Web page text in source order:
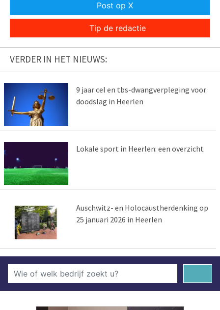
Post op X
Tip de redactie
VERDER IN HET NIEUWS:
9 jaar cel en tbs-dwangverpleging voor
doodslag in Heerlen
Lokale sport in Heerlen: een overzicht
Auschwitz- en Holocaustherdenking op
25 januari 2026 in Heerlen